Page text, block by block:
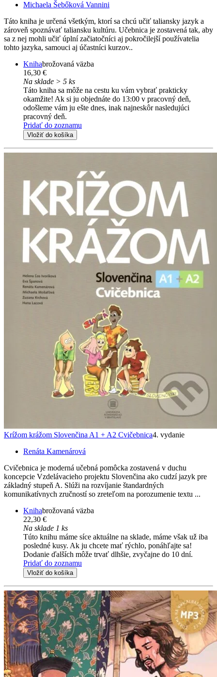
Michaela Šebőková Vannini
Táto kniha je určená všetkým, ktorí sa chcú učiť taliansky jazyk a
zároveň spoznávať taliansku kultúru. Učebnica je zostavená tak, aby
sa z nej mohli učiť úplní začiatočníci aj pokročilejší používatelia
tohto jazyka, samouci aj účastníci kurzov..
Knihabrožovaná väzba
16,30 €
Na sklade > 5 ks
Táto kniha sa môže na cestu ku vám vybrať prakticky
okamžite! Ak si ju objednáte do 13:00 v pracovný deň,
odošleme vám ju ešte dnes, inak najneskôr nasledujúci
pracovný deň.
Pridať do zoznamu
Vložiť do košíka
Krížom krážom Slovenčina A1 + A2 Cvičebnica4. vydanie
Renáta Kamenárová
Cvičebnica je moderná učebná pomôcka zostavená v duchu
koncepcie Vzdelávacieho projektu Slovenčina ako cudzí jazyk pre
základný stupeň A. Slúži na rozvíjanie štandardných
komunikatívnych zručností so zreteľom na porozumenie textu ...
Knihabrožovaná väzba
22,30 €
Na sklade 1 ks
Túto knihu máme síce aktuálne na sklade, máme však už iba
posledné kusy. Ak ju chcete mať rýchlo, ponáhľajte sa!
Dodanie ďalších môže trvať dlhšie, zvyčajne do 10 dní.
Pridať do zoznamu
Vložiť do košíka